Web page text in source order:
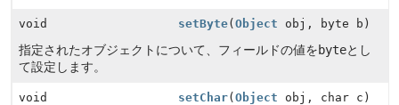
void setByte(Object obj, byte b)
指定されたオブジェクトについて、フィールドの値をbyteとし
て設定します。
void setChar(Object obj, char c)